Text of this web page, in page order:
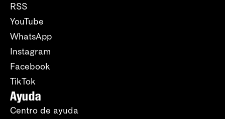
RSS
YouTube
WhatsApp
Instagram
Facebook
TikTok
Ayuda
Centro de ayuda